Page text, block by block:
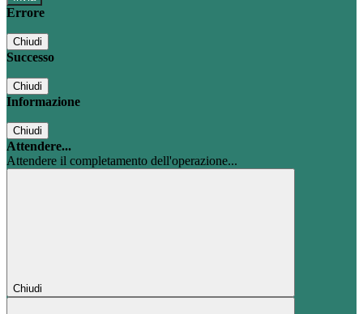
Errore
Chiudi
Successo
Chiudi
Informazione
Chiudi
Attendere...
Attendere il completamento dell'operazione...
Chiudi